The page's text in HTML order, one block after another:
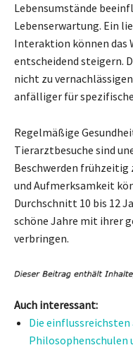
Lebensumstände
Lebenserwartung. Ein
Interaktion können das
entscheidend steigern.
nicht zu
anfälliger für
Regelmäßige
Tierarztbesuche sind
Beschwerden
und Aufmerksamkeit
Durchschnitt 10 bis 12
schöne Jahre mit ihrer
verbringen.
Auch interessant:
Die
Philosophenschulen